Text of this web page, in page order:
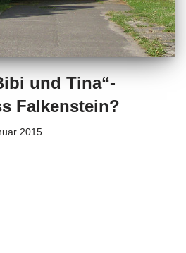
und Tina“-
Falkenstein?
2015